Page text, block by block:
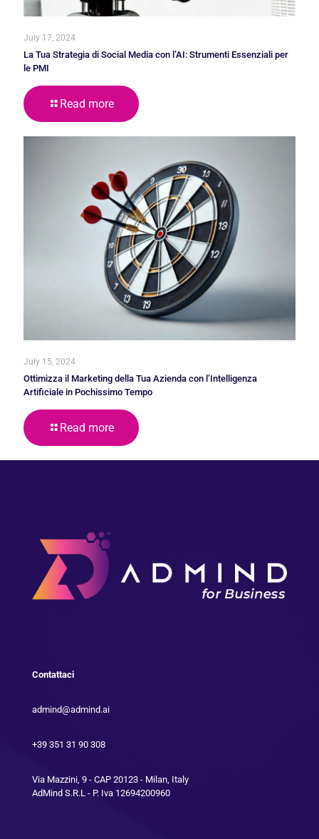
July 17, 2024
La Tua Strategia di Social Media con l’AI: Strumenti Essenziali per
le PMI
Read more
July 15, 2024
Ottimizza il Marketing della Tua Azienda con l’Intelligenza
Artificiale in Pochissimo Tempo
Read more
Contattaci
admind@admind.ai
+39 351 31 90 308
Via Mazzini, 9 - CAP 20123 - Milan, Italy
AdMind S.R.L - P. Iva 12694200960